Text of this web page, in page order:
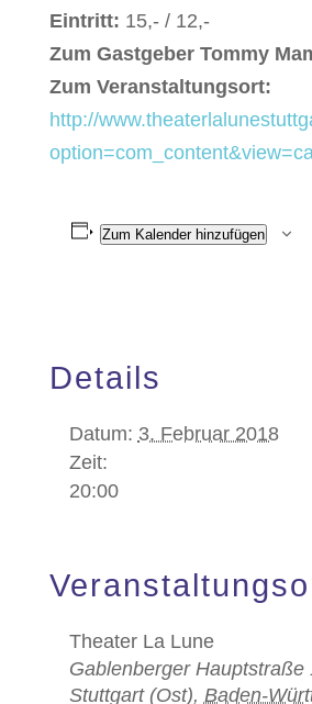
Eintritt: 15,- / 12,-
Zum Gastgeber Tommy
Zum Veranstaltungsort:
http://
Zum Kalender hinzufügen
Details
Datum: 3. Februar 2018
Zeit:
20:00
Theater La Lune
Gablenberger Hauptstraße
Stuttgart (Ost), Baden-